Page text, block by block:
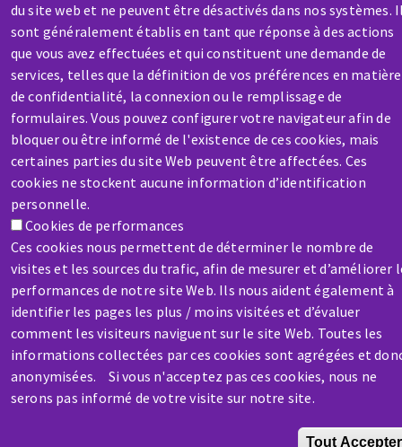
du site web et ne peuvent être désactivés dans nos systèmes.
sont généralement établis en tant que réponse à des actions
que vous avez effectuées et qui constituent une demande de
services, telles que la définition de vos préférences en matière
de confidentialité, la connexion ou le remplissage de
formulaires. Vous pouvez configurer votre navigateur afin de
bloquer ou être informé de l'existence de ces cookies, mais
certaines parties du site Web peuvent être affectées. Ces
cookies ne stockent aucune information d’identification
personnelle.
Cookies de performances
Ces cookies nous permettent de déterminer le nombre de
visites et les sources du trafic, afin de mesurer et d’améliorer
performances de notre site Web. Ils nous aident également à
identifier les pages les plus / moins visitées et d’évaluer
comment les visiteurs naviguent sur le site Web. Toutes les
informations collectées par ces cookies sont agrégées et
anonymisées. Si vous n'acceptez pas ces cookies, nous ne
serons pas informé de votre visite sur notre site.
Tout Accepter
Aller
au
contenu
principal